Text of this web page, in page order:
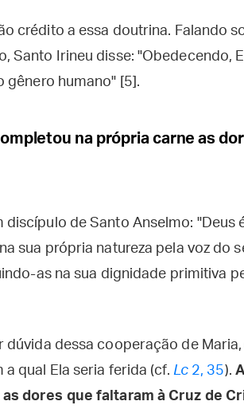
crédito a essa doutrina. Falando
Santo Irineu disse: "Obedecendo,
gênero humano" [5].
na própria carne as
de Santo Anselmo: "Deus
sua própria natureza pela voz do
as na sua dignidade primitiva
dúvida dessa cooperação de
qual Ela seria ferida (cf. Lc2, 35).
dores que faltaram à Cruz de